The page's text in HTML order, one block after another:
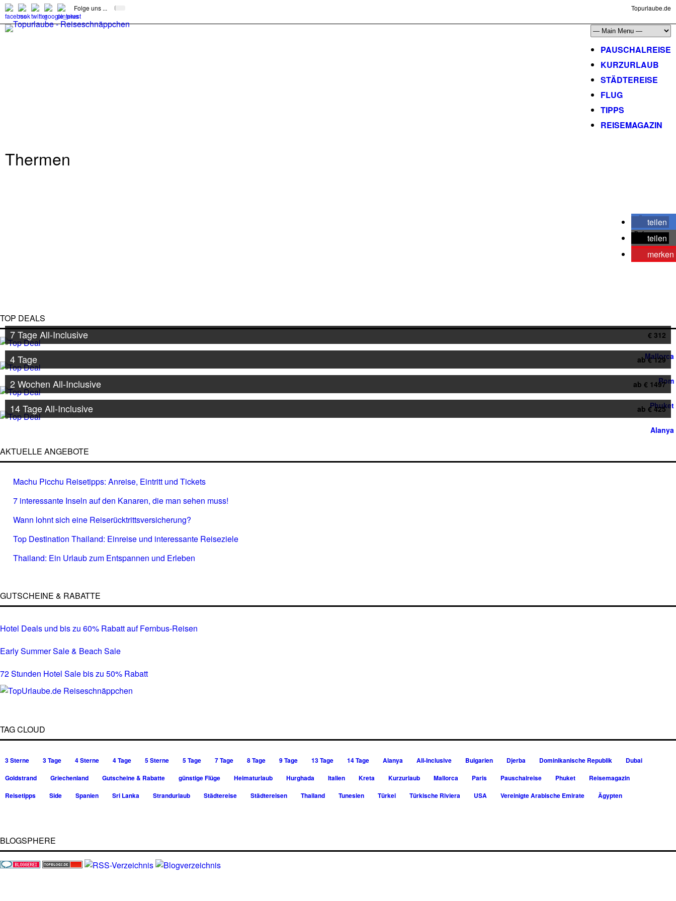
Folge uns ... Topurlaube.de
PAUSCHALREISE
KURZURLAUB
STÄDTEREISE
FLUG
TIPPS
REISEMAGAZIN
Thermen
teilen
teilen
merken
TOP DEALS
Mallorca
7 Tage All-Inclusive € 312
Rom
4 Tage ab € 129
Phuket
2 Wochen All-Inclusive ab € 1497
Alanya
14 Tage All-Inclusive ab € 425
AKTUELLE ANGEBOTE
Machu Picchu Reisetipps: Anreise, Eintritt und Tickets
7 interessante Inseln auf den Kanaren, die man sehen muss!
Wann lohnt sich eine Reiserücktrittsversicherung?
Top Destination Thailand: Einreise und interessante Reiseziele
Thailand: Ein Urlaub zum Entspannen und Erleben
GUTSCHEINE & RABATTE
Hotel Deals und bis zu 60% Rabatt auf Fernbus-Reisen
Early Summer Sale & Beach Sale
72 Stunden Hotel Sale bis zu 50% Rabatt
TAG CLOUD
3 Sterne 3 Tage 4 Sterne 4 Tage 5 Sterne 5 Tage 7 Tage 8 Tage 9 Tage 13 Tage 14 Tage Alanya All-Inclusive Bulgarien Djerba Dominikanische Republik
Dubai
Goldstrand
Griechenland Gutscheine & Rabatte günstige Flüge Heimaturlaub Hurghada Italien Kreta Kurzurlaub Mallorca Paris Pauschalreise Phuket
Reisemagazin
Reisetipps
Side Spanien Sri Lanka Strandurlaub Städtereise Städtereisen Thailand Tunesien Türkei Türkische Riviera USA Vereinigte Arabische Emirate Ägypten
BLOGSPHERE